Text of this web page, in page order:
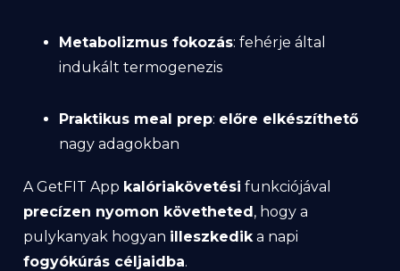
Metabolizmus fokozás: fehérje által
indukált termogenezis
Praktikus meal prep: előre elkészíthető
nagy adagokban
A GetFIT App kalóriakövetési funkciójával
precízen nyomon követheted, hogy a
pulykanyak hogyan illeszkedik a napi
fogyókúrás céljaidba.